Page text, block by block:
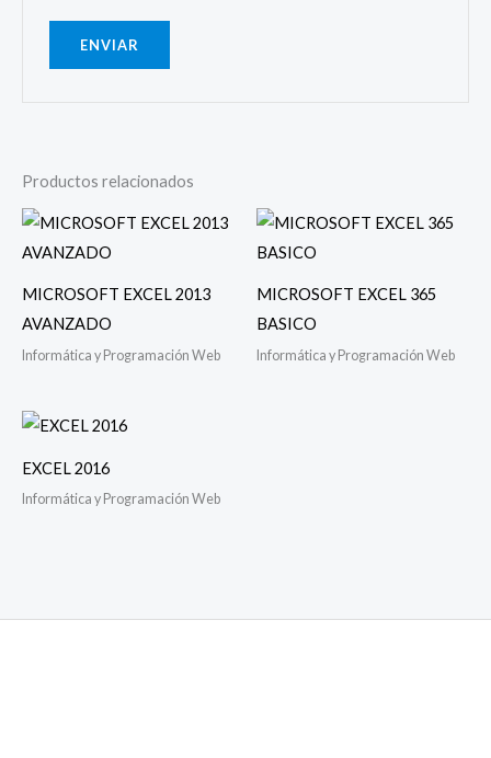
Productos relacionados
MICROSOFT EXCEL 2013
AVANZADO
Informática y Programación Web
MICROSOFT EXCEL 365
BASICO
Informática y Programación Web
EXCEL 2016
Informática y Programación Web